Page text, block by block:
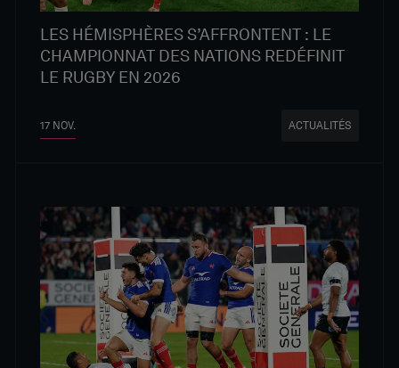
LES HÉMISPHÈRES S’AFFRONTENT : LE
CHAMPIONNAT DES NATIONS REDÉFINIT
LE RUGBY EN 2026
17 NOV. ACTUALITÉS